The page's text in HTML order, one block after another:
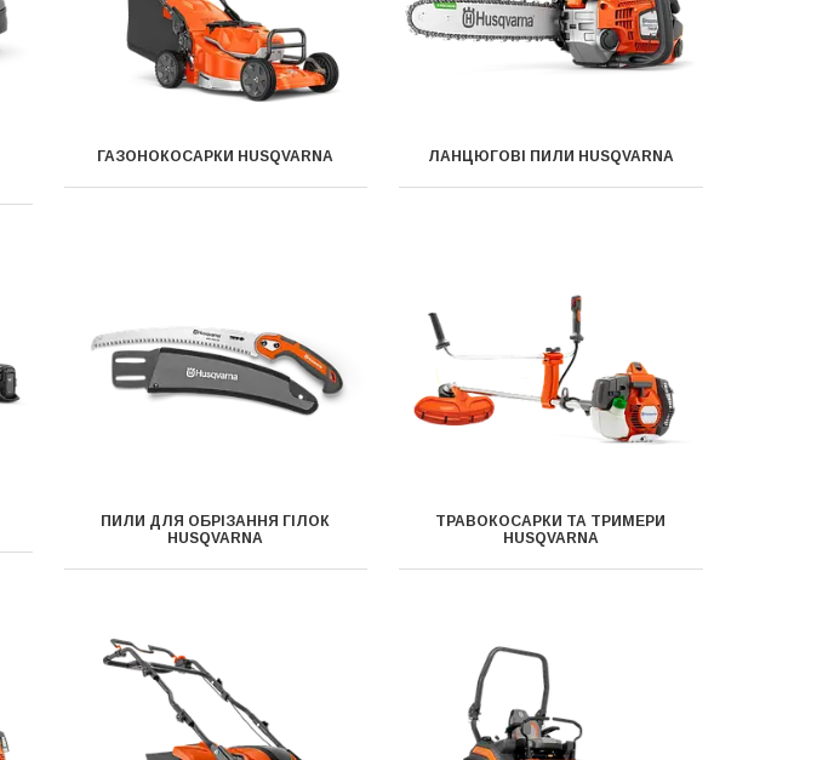
ГАЗОНОКОСАРКИ HUSQVARNA ЛАНЦЮГОВІ ПИЛИ HUSQVARNA
ПИЛИ ДЛЯ ОБРІЗАННЯ ГІЛОК
HUSQVARNA
ТРАВОКОСАРКИ ТА ТРИМЕРИ
HUSQVARNA